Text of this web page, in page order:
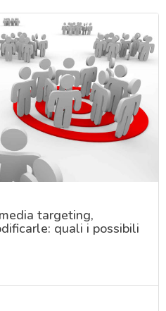
targeting,
quali i possibili